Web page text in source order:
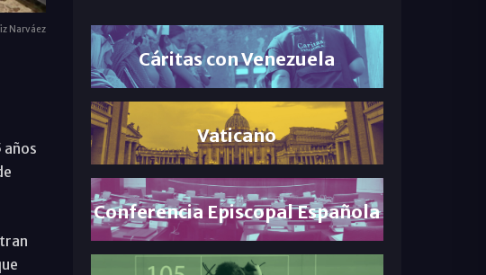
Narváez
años
Cáritas con Venezuela
Vaticano
Conferencia Episcopal Española